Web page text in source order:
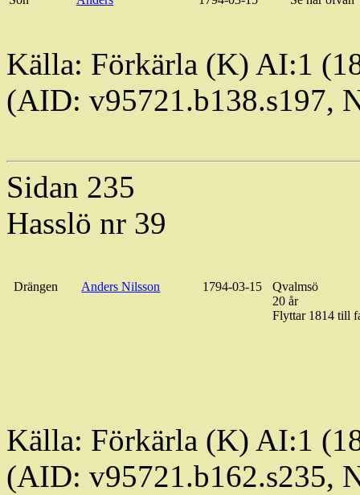
Källa: Förkärla (K) AI:1
(AID: v95721.b138.s197,
Sidan 235
Hasslö nr 39
Drängen Anders Nilsson 1794-03-15
Qvalmsö
20 år
Flyttar 1814 till
Källa: Förkärla (K) AI:1
(AID: v95721.b162.s235,